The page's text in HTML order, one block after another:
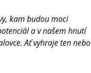
kam budou moci
a v našem hnutí
Ať vyhraje ten nebo